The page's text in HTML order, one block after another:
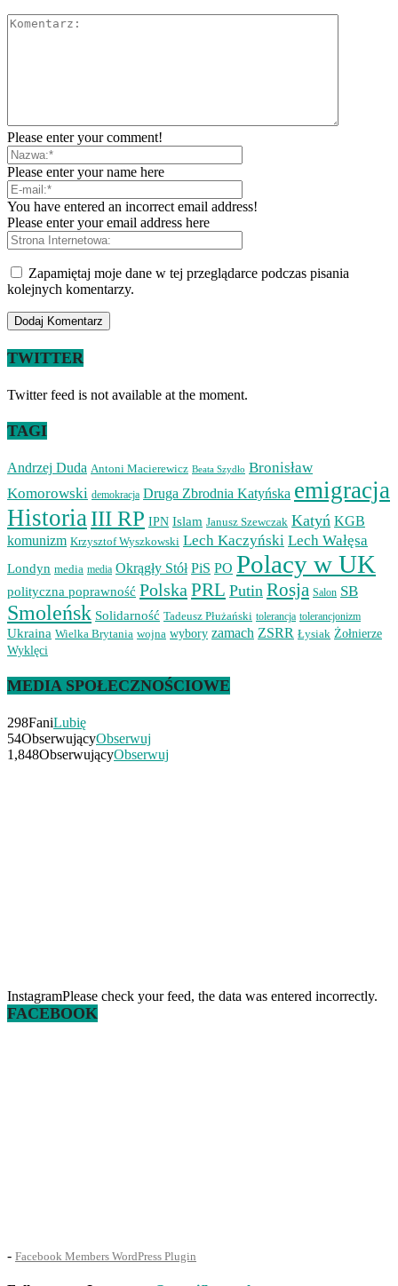
Please enter your comment!
Please enter your name here
You have entered an incorrect email address!
Please enter your email address here
Zapamiętaj moje dane w tej przeglądarce podczas pisania
kolejnych komentarzy.
TWITTER
Twitter feed is not available at the moment.
TAGI
Andrzej Duda Antoni Macierewicz Beata Szydło Bronisław
Komorowski demokracja Druga Zbrodnia Katyńska emigracja
HistoriaIII RP IPN Islam Janusz Szewczak Katyń KGB
komunizm Krzysztof Wyszkowski Lech Kaczyński Lech Wałęsa
Londyn media media Okrągły Stół PiS PO Polacy w UK
polityczna poprawność Polska PRL Putin Rosja Salon SB
Smoleńsk Solidarność Tadeusz Płużański tolerancja tolerancjonizm
Ukraina Wielka Brytania wojna wybory zamach ZSRR Łysiak Żołnierze
Wyklęci
MEDIA SPOŁECZNOŚCIOWE
298FaniLubię
54ObserwującyObserwuj
1,848ObserwującyObserwuj
InstagramPlease check your feed, the data was entered incorrectly.
FACEBOOK
- Facebook Members WordPress Plugin